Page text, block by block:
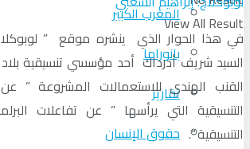
View All Resultالمغرب الكبير
بانوراما
تقارير
حقوق الإنسان
في هذا الحوار الذي ينشره موقع ”
السيد شريف أدرداك أحد مؤسسي تنسيقية
القنب الهندي للاستعمالات المشروعة
التنسيقية التي يرأسها ” عن تفاعلات
التنسيقية “.